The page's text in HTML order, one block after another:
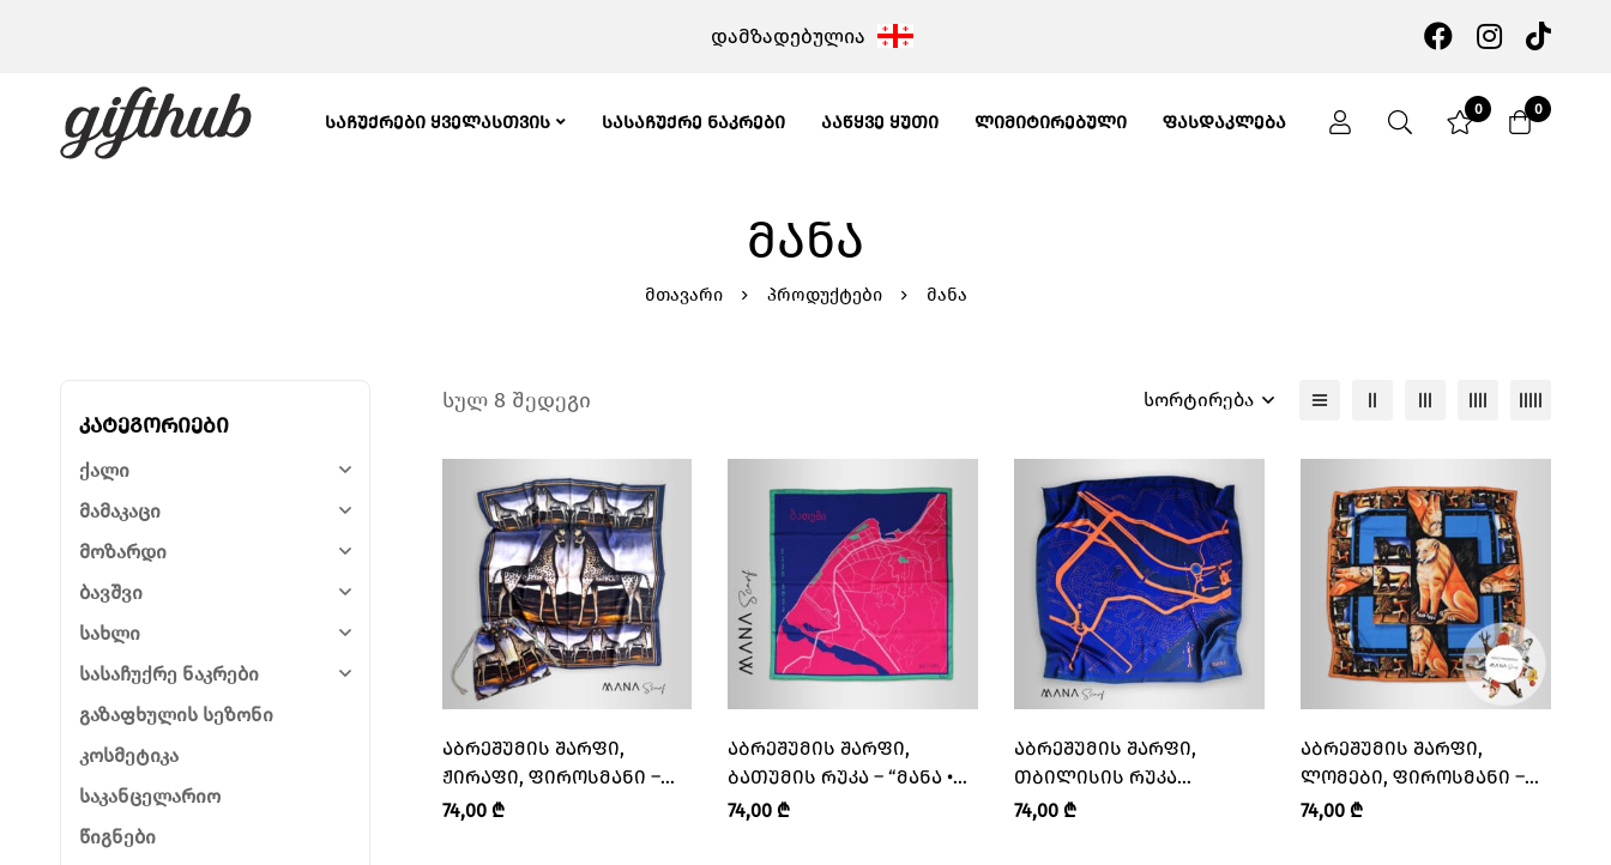
დამზადებულია
ᲡᲐᲩᲣᲥᲠᲔᲑᲘ ᲧᲕᲔᲚᲐᲡᲗᲕᲘᲡ ᲡᲐᲡᲐᲩᲣᲥᲠᲔ ᲜᲐᲙᲠᲔᲑᲘ ᲐᲐᲬᲧᲕᲔ ᲧᲣᲗᲘ ᲚᲘᲛᲘᲢᲘᲠᲔᲑᲣᲚᲘ ᲤᲐᲡᲓᲐᲙᲚᲔᲑᲐ
0 0
ᲛᲐᲜᲐ
მთავარი პროდუქტები მანა
კატეგორიები
ქალი
მამაკაცი
მოზარდი
ბავშვი
სახლი
სასაჩუქრე ნაკრები
გაზაფხულის სეზონი
კოსმეტიკა
საკანცელარიო
წიგნები
სულ 8 შედეგი სორტირება
ᲐᲑᲠᲔᲨᲣᲛᲘᲡ ᲨᲐᲠᲤᲘ,
ᲟᲘᲠᲐᲤᲘ, ᲤᲘᲠᲝᲡᲛᲐᲜᲘ –
“ᲛᲐᲜᲐ • MANA”
74,00 ₾
ᲐᲑᲠᲔᲨᲣᲛᲘᲡ ᲨᲐᲠᲤᲘ,
ᲑᲐᲗᲣᲛᲘᲡ ᲠᲣᲙᲐ – “ᲛᲐᲜᲐ •
MANA”
74,00 ₾
ᲐᲑᲠᲔᲨᲣᲛᲘᲡ ᲨᲐᲠᲤᲘ,
ᲗᲑᲘᲚᲘᲡᲘᲡ ᲠᲣᲙᲐ
ᲓᲔᲢᲐᲚᲔᲑᲘᲗ – “ᲛᲐᲜᲐ •
74,00 ₾
ᲐᲑᲠᲔᲨᲣᲛᲘᲡ ᲨᲐᲠᲤᲘ,
ᲚᲝᲛᲔᲑᲘ, ᲤᲘᲠᲝᲡᲛᲐᲜᲘ –
“ᲛᲐᲜᲐ • MANA”
74,00 ₾